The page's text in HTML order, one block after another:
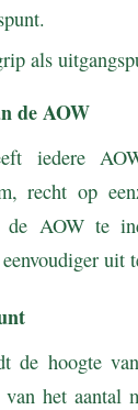
als
de AOW
iedere
recht op
AOW te
uit
de hoogte
het aantal